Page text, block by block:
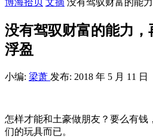
博海拾贝 文摘 没有驾驭财富的能
没有驾驭财富的能力
浮盈
小编: 梁萧 发布: 2018 年 5 月 11 日
怎样才能和土豪做朋友？要么有钱
们的玩具而已。